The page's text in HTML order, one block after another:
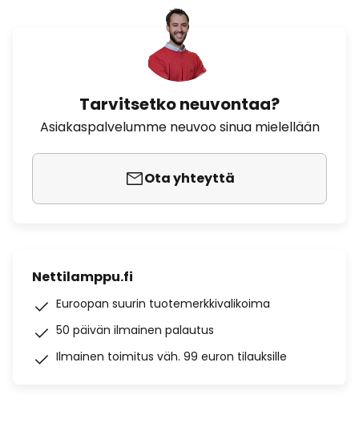
Tarvitsetko neuvontaa?
Asiakaspalvelumme neuvoo sinua mielellään
Ota yhteyttä
Nettilamppu.fi
Euroopan suurin tuotemerkkivalikoima
50 päivän ilmainen palautus
Ilmainen toimitus väh. 99 euron tilauksille